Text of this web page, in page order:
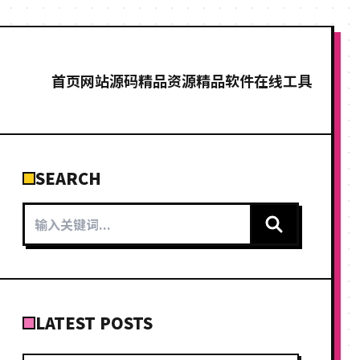
首页网站源码精品资源精品软件在线工具
SEARCH
LATEST POSTS